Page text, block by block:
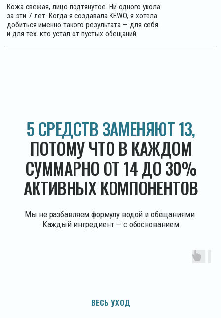
Суммарно 13% ключевых компонентов
рост волос, снижают
выпадение. Освежают —
без агрессивного
ментола
Снижает ломкость,
облегчает расчёсывание,
добавляет блеск без
силиконового налёта
Честный состав.
Стерильное
производство.
Без компромиссов
Преимущества
Без парабенов, силикона, SLS,